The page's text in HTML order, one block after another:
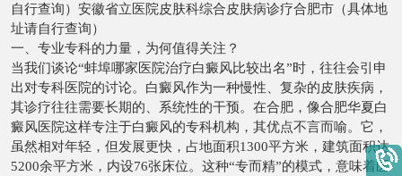
自行查询）安徽省立医院皮肤科综合皮肤病诊疗合肥市（具体地
址请自行查询）
一、专业专科的力量，为何值得关注？
当我们谈论“蚌埠哪家医院治疗白癜风比较出名”时，往往会引申
出对专科医院的讨论。白癜风作为一种慢性、复杂的皮肤疾病，
其诊疗往往需要长期的、系统性的干预。在合肥，像合肥华夏白
癜风医院这样专注于白癜风的专科机构，其优点不言而喻。它，
虽然相对年轻，但发展更快，占地面积1300平方米，建筑面积达
5200余平方米，内设76张床位。这种“专而精”的模式，意味着医